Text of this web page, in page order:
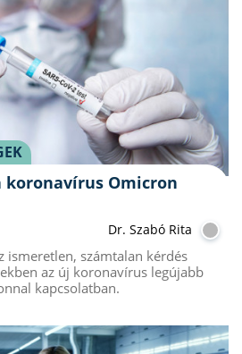
Omicron
Dr. Szabó Rita
ismeretlen, számtalan kérdés
az új koronavírus legújabb
kapcsolatban.